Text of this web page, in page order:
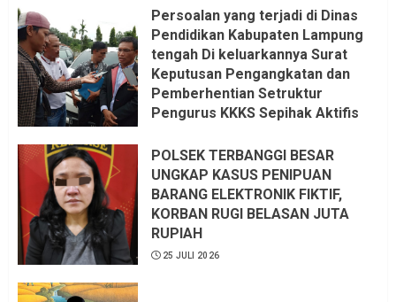
Persoalan yang terjadi di Dinas
Pendidikan Kabupaten Lampung
tengah Di keluarkannya Surat
Keputusan Pengangkatan dan
Pemberhentian Setruktur
Pengurus KKKS Sepihak Aktifis
Sangat menantang Aturan dan
Dapat saya pastikan penuh Unsur
KKN, dan Unsur Politik.
6 AGUSTUS 2026
POLSEK TERBANGGI BESAR
UNGKAP KASUS PENIPUAN
BARANG ELEKTRONIK FIKTIF,
KORBAN RUGI BELASAN JUTA
RUPIAH
25 JULI 2026